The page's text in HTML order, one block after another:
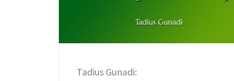
Tadius Gunadi: